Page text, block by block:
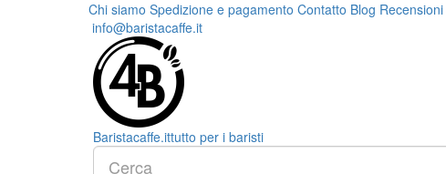
Chi siamo Spedizione e pagamento Contatto Blog Recensioni
info@baristacaffe.it
Baristacaffe.ittutto per i baristi